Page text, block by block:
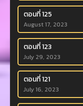
ตอนที่ 125
August 17, 2023
ตอนที่ 123
July 29, 2023
ตอนที่ 121
July 16, 2023